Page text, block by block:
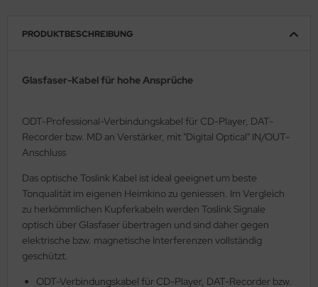
PRODUKTBESCHREIBUNG
Glasfaser-Kabel für hohe Ansprüche
ODT-Professional-Verbindungskabel für CD-Player, DAT-
Recorder bzw. MD an Verstärker, mit "Digital Optical" IN/OUT-
Anschluss
Das optische Toslink Kabel ist ideal geeignet um beste
Tonqualität im eigenen Heimkino zu geniessen. Im Vergleich
zu herkömmlichen Kupferkabeln werden Toslink Signale
optisch über Glasfaser übertragen und sind daher gegen
elektrische bzw. magnetische Interferenzen vollständig
geschützt.
ODT-Verbindungskabel für CD-Player, DAT-Recorder bzw.